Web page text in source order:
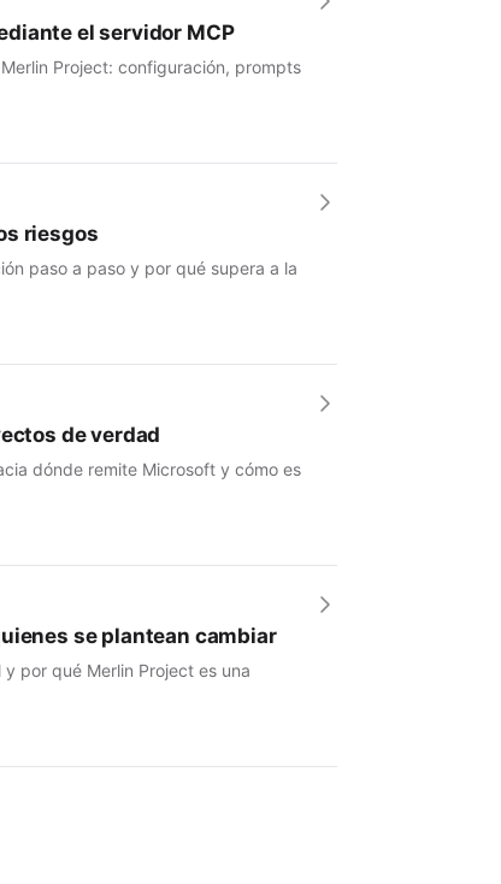
el servidor MCP
Project: configuración, prompts
riesgos
paso a paso y por qué supera a la
de verdad
dónde remite Microsoft y cómo es
se plantean cambiar
por qué Merlin Project es una